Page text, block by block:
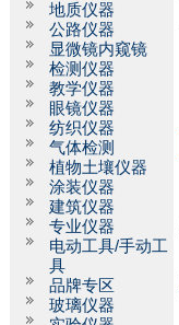
地质仪器
公路仪器
显微镜内窥镜
检测仪器
教学仪器
眼镜仪器
纺织仪器
气体检测
植物土壤仪器
涂装仪器
建筑仪器
专业仪器
电动工具/手动工
具
品牌专区
玻璃仪器